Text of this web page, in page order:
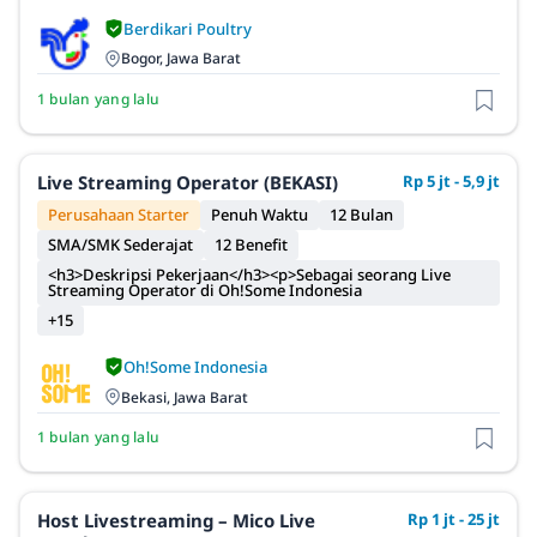
Berdikari Poultry
Bogor, Jawa Barat
1 bulan yang lalu
Live Streaming Operator (BEKASI)
Rp 5 jt - 5,9 jt
Perusahaan Starter
Penuh Waktu
12 Bulan
SMA/SMK Sederajat
12 Benefit
<h3>Deskripsi Pekerjaan</h3><p>Sebagai seorang Live
Streaming Operator di Oh!Some Indonesia
+15
Oh!Some Indonesia
Bekasi, Jawa Barat
1 bulan yang lalu
Host Livestreaming – Mico Live
Rp 1 jt - 25 jt